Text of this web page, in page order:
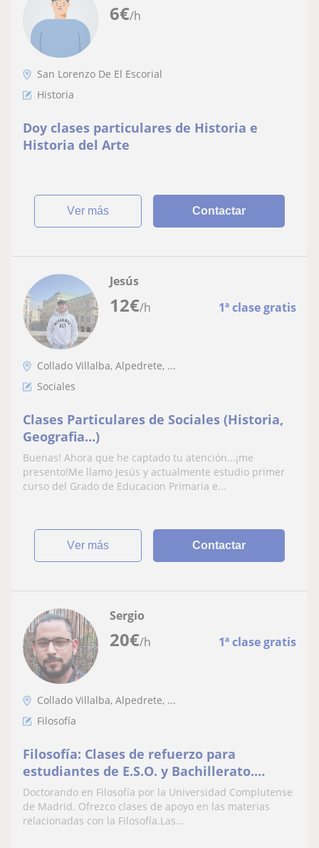
6€/h
San Lorenzo De El Escorial
Historia
Doy clases particulares de Historia e
Historia del Arte
ver más Contactar
12€/h 1ª clase gratis
Jesús
Collado Villalba, Alpedrete, ...
Sociales
Clases Particulares de Sociales (Historia,
Geografia...)
Buenas! Ahora que he captado tu atención...¡me
presento!Me llamo Jesús y actualmente estudio primer
curso del Grado de Educacion Primaria e...
ver más Contactar
20€/h 1ª clase gratis
Sergio
Collado Villalba, Alpedrete, ...
Filosofía
Filosofía: Clases de refuerzo para
estudiantes de E.S.O. y Bachillerato.
Preparación EvAU
Doctorando en Filosofía por la Universidad Complutense
de Madrid. Ofrezco clases de apoyo en las materias
relacionadas con la Filosofía.Las...